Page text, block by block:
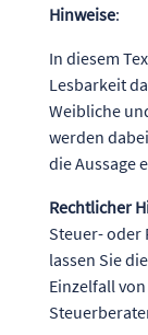
Hinweise:
In diesem
Lesbarkeit
Weibliche
werden
die Aussage
Rechtlicher
Steuer- oder
lassen Sie
Einzelfall